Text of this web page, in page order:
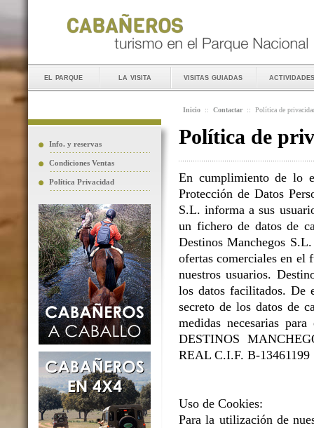
el parque la visita visitas guiadas actividades
Info. y reservas
Condiciones Ventas
Política Privacidad
Inicio :: Contactar :: Política de
Política de
En cumplimiento de lo
Protección de Datos
S.L. informa a sus
un fichero de datos de
Destinos Manchegos
ofertas comerciales en el
nuestros usuarios.
los datos facilitados. De
secreto de los datos de
medidas necesarias
DESTINOS
REAL C.I.F. B-13461199
Uso de Cookies:
Para la utilización de